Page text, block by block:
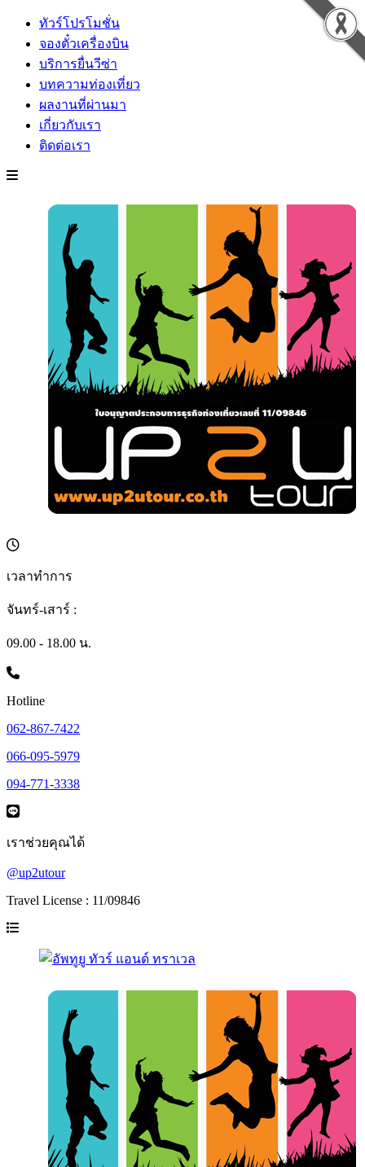
ทัวร์โปรโมชั่น
จองตั๋วเครื่องบิน
บริการยื่นวีซ่า
บทความท่องเที่ยว
ผลงานที่ผ่านมา
เกี่ยวกับเรา
ติดต่อเรา
เวลาทำการ
จันทร์-เสาร์ :
09.00 - 18.00 น.
Hotline
062-867-7422
066-095-5979
094-771-3338
เราช่วยคุณได้
@up2utour
Travel License : 11/09846